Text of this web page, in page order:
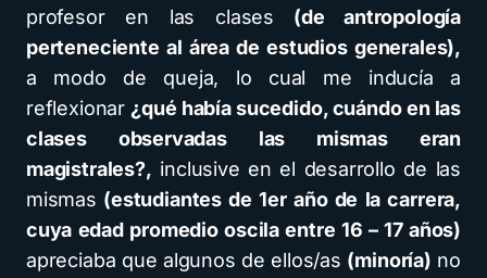
profesor en las clases (de antropología
perteneciente al área de estudios generales),
a modo de queja, lo cual me inducía a
reflexionar ¿qué había sucedido, cuándo en las
clases observadas las mismas eran
magistrales?, inclusive en el desarrollo de las
mismas (estudiantes de 1er año de la carrera,
cuya edad promedio oscila entre 16 – 17 años)
apreciaba que algunos de ellos/as (minoría) no